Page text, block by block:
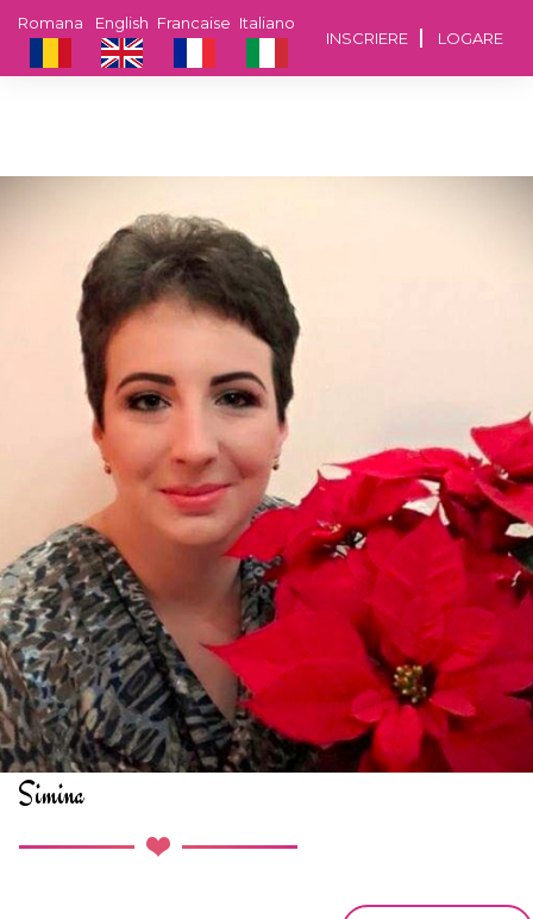
INSCRIERE LOGARE
Italiano
Francaise
English
Romana
Simina